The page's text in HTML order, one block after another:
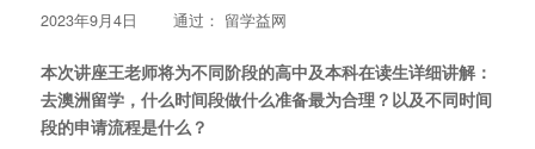
2023年9月4日 通过： 留学益网
本次讲座王老师将为不同阶段的高中及本科在读生详细讲解：
去澳洲留学，什么时间段做什么准备最为合理？以及不同时间
段的申请流程是什么？